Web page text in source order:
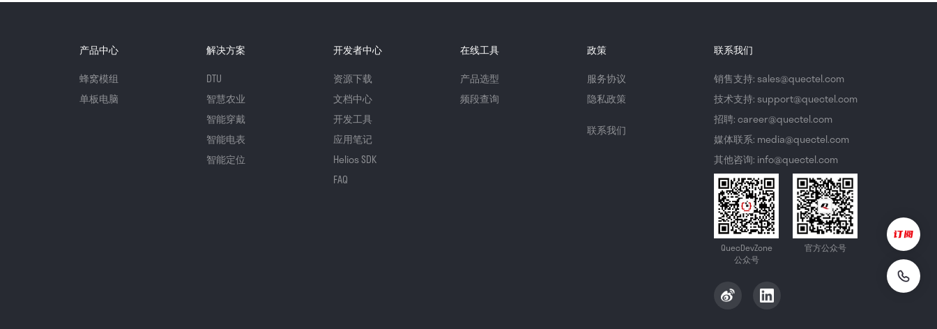
产品中心
蜂窝模组
单板电脑
解决方案
DTU
智慧农业
智能穿戴
智能电表
智能定位
开发者中心
资源下载
文档中心
开发工具
应用笔记
Helios SDK
FAQ
在线工具
产品选型
频段查询
政策
服务协议
隐私政策
联系我们
联系我们
销售支持: sales@quectel.com
技术支持: support@quectel.com
招聘: career@quectel.com
媒体联系: media@quectel.com
其他咨询: info@quectel.com
QuecDevZone
公众号
官方公众号